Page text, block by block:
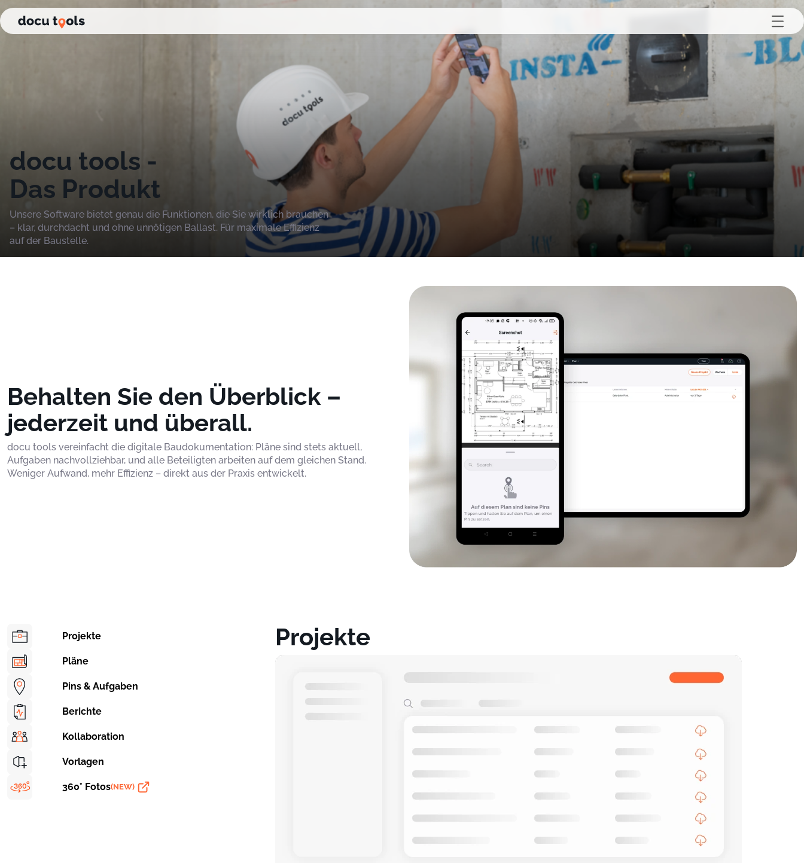
Zum Inhalt der Seite springen
docu tools -
Das Produkt
Unsere Software bietet genau die Funktionen, die Sie wirklich brauchen
– klar, durchdacht und ohne unnötigen Ballast. Für maximale Effizienz
auf der Baustelle.
Behalten Sie den Überblick –
jederzeit und überall.
docu tools vereinfacht die digitale Baudokumentation: Pläne sind stets aktuell,
Aufgaben nachvollziehbar, und alle Beteiligten arbeiten auf dem gleichen Stand.
Weniger Aufwand, mehr Effizienz – direkt aus der Praxis entwickelt.
Projekte
Pläne
Pins & Aufgaben
Berichte
Kollaboration
Vorlagen
360° Fotos
Projekte